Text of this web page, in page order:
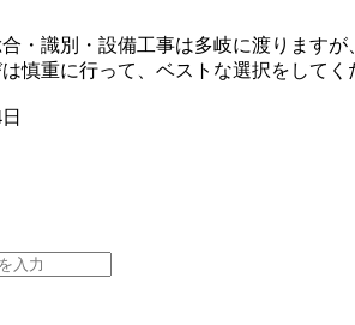
・識別・設備工事は多岐に渡ります
慎重に行って、ベストな選択をしてく